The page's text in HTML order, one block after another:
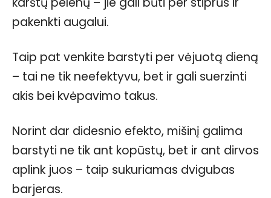
pakenkti augalui.
Taip pat venkite barstyti per vėjuotą dieną
– tai ne tik neefektyvu, bet ir gali suerzinti
akis bei kvėpavimo takus.
Norint dar didesnio efekto, mišinį galima
barstyti ne tik ant kopūstų, bet ir ant dirvos
aplink juos – taip sukuriamas dvigubas
barjeras.